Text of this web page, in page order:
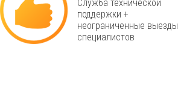
Служба технической
поддержки +
неограниченные выезды
специалистов